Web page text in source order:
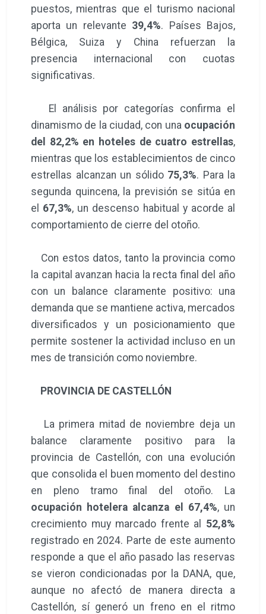
puestos, mientras que el turismo nacional
aporta un relevante 39,4%. Países Bajos,
Bélgica, Suiza y China refuerzan la
presencia internacional con cuotas
significativas.
El análisis por categorías confirma el
dinamismo de la ciudad, con una ocupación
del 82,2% en hoteles de cuatro estrellas,
mientras que los establecimientos de cinco
estrellas alcanzan un sólido 75,3%. Para la
segunda quincena, la previsión se sitúa en
el 67,3%, un descenso habitual y acorde al
comportamiento de cierre del otoño.
Con estos datos, tanto la provincia como
la capital avanzan hacia la recta final del año
con un balance claramente positivo: una
demanda que se mantiene activa, mercados
diversificados y un posicionamiento que
permite sostener la actividad incluso en un
mes de transición como noviembre.
PROVINCIA DE CASTELLÓN
La primera mitad de noviembre deja un
balance claramente positivo para la
provincia de Castellón, con una evolución
que consolida el buen momento del destino
en pleno tramo final del otoño. La
ocupación hotelera alcanza el 67,4%, un
crecimiento muy marcado frente al 52,8%
registrado en 2024. Parte de este aumento
responde a que el año pasado las reservas
se vieron condicionadas por la DANA, que,
aunque no afectó de manera directa a
Castellón, sí generó un freno en el ritmo